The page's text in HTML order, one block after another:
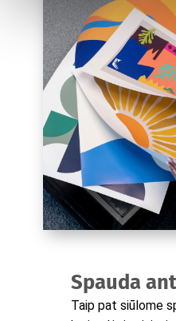
Spauda
Taip pat siūlome